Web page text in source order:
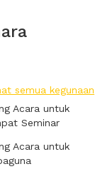
semua kegunaan
Acara untuk
Seminar
Acara untuk